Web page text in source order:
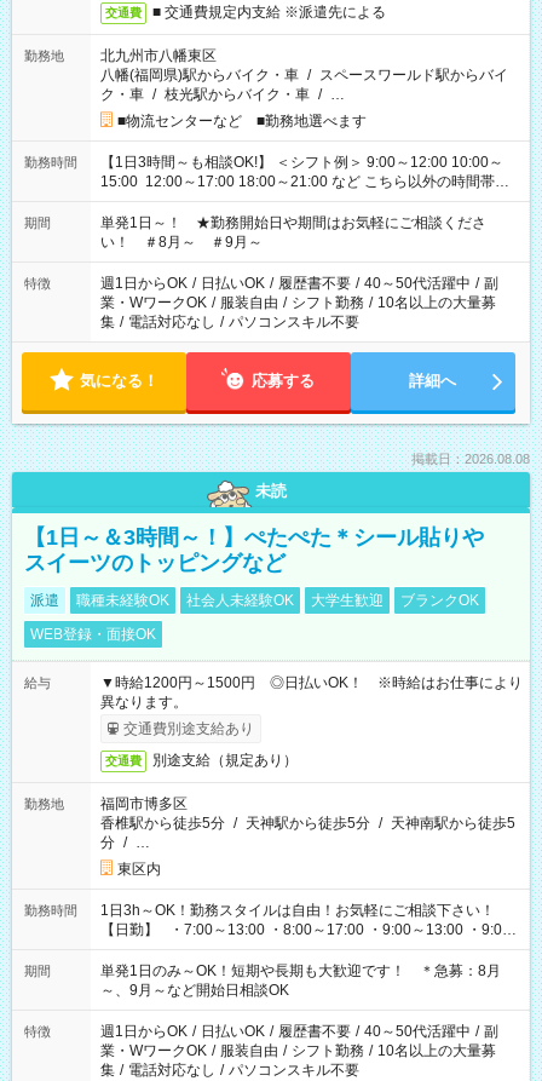
交通費 ■ 交通費規定内支給 ※派遣先による
勤務地
北九州市八幡東区
八幡(福岡県)駅からバイク・車 / スペースワールド駅からバイ
ク・車 / 枝光駅からバイク・車 / …
■物流センターなど ■勤務地選べます
勤務時間
【1日3時間～も相談OK!】 ＜シフト例＞ 9:00～12:00 10:00～
15:00 12:00～17:00 18:00～21:00 など こちら以外の時間帯も
お気軽にご相談ください！
期間
単発1日～！ ★勤務開始日や期間はお気軽にご相談くださ
い！ ＃8月～ ＃9月～
特徴 週1日からOK / 日払いOK / 履歴書不要 / 40～50代活躍中 / 副
業・WワークOK / 服装自由 / シフト勤務 / 10名以上の大量募
集 / 電話対応なし / パソコンスキル不要
気になる！ 応募する 詳細へ
掲載日：2026.08.08
未読
【1日～＆3時間～！】ぺたぺた＊シール貼りや
スイーツのトッピングなど
派遣 職種未経験OK 社会人未経験OK 大学生歓迎
ブランクOK
WEB登録・面接OK
給与
▼時給1200円～1500円 ◎日払いOK！ ※時給はお仕事により
異なります。
交通費別途支給あり
交通費 別途支給（規定あり）
勤務地
福岡市博多区
香椎駅から徒歩5分 / 天神駅から徒歩5分 / 天神南駅から徒歩5
分 / …
東区内
勤務時間
1日3h～OK！勤務スタイルは自由！お気軽にご相談下さい！
【日勤】 ・7:00～13:00 ・8:00～17:00 ・9:00～13:00 ・9:00
～18:00 ・10:00～19:00 ・13:00～18:00 ・15:00～20:00 ・
16:00～19:00 【夜勤】 ・17:00～21:00 ・18:00～23:00 ・
21:00～翌6:00 ・23:00～翌8:00 など（他時間多数あり！）
期間
単発1日のみ～OK！短期や長期も大歓迎です！ ＊急募：8月
～、9月～など開始日相談OK
特徴 週1日からOK / 日払いOK / 履歴書不要 / 40～50代活躍中 / 副
業・WワークOK / 服装自由 / シフト勤務 / 10名以上の大量募
集 / 電話対応なし / パソコンスキル不要